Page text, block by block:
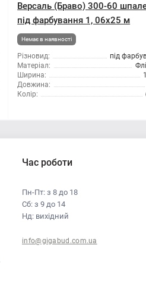
Версаль (Браво) 300-60
під фарбування 1, 06x25 м
Немає в наявності
Різновид:
під
Матеріал:
Ширина:
Довжина:
Колір:
Час роботи
Пн-Пт: з 8 до 18
Сб: з 9 до 14
Нд: вихідний
info@gigabud.com.ua